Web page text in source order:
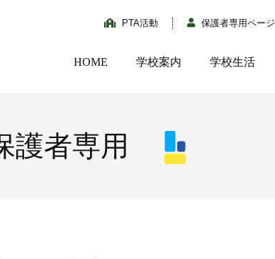
PTA活動 保護者専用ページ
HOME 学校案内 学校生活
護者専用